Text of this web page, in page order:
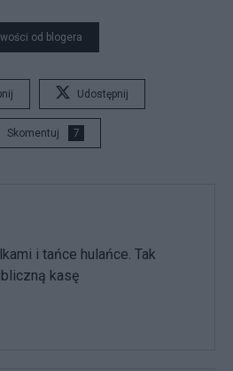
od blogera
Udostępnij
Skomentuj 7
i tańce hulańce. Tak
kasę